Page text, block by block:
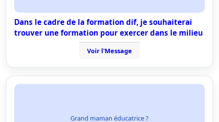
Dans le cadre de la formation dif, je souhaiterai
trouver une formation pour exercer dans le milieu
Voir l'Message
Grand maman éducatrice ?